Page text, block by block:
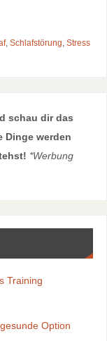
, Schlafstörung, Stress
schau dir das
Dinge werden
*Werbung
Training
Option